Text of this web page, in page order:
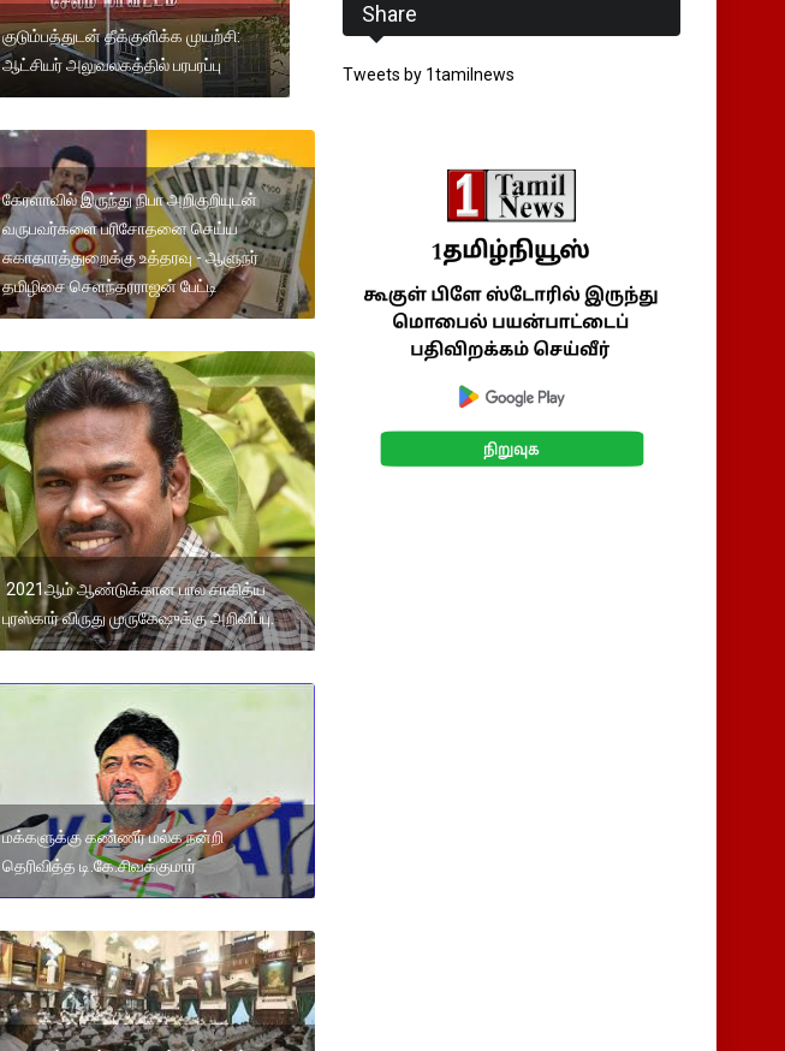
குடும்பத்துடன் தீக்குளிக்க முயற்சி:
ஆட்சியர் அலுவலகத்தில் பரபரப்பு
கேரளாவில் இருந்து நிபா அறிகுறியுடன்
வருபவர்களை பரிசோதனை செய்ய
சுகாதாரத்துறைக்கு உத்தரவு - ஆளுநர்
தமிழிசை செளந்தரராஜன் பேட்டி
2021ஆம் ஆண்டுக்கான பால சாகித்ய
புரஸ்கார் விருது முருகேஷுக்கு அறிவிப்பு.
மக்களுக்கு கண்ணீர் மல்க நன்றி
தெரிவித்த டி.கே.சிவக்குமார்
Share
Tweets by 1tamilnews